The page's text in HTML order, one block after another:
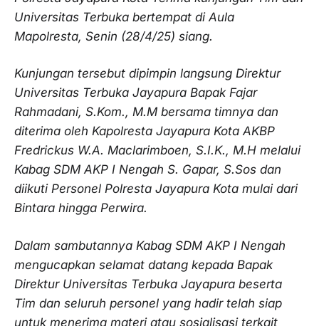
Universitas Terbuka bertempat di Aula
Mapolresta, Senin (28/4/25) siang.
Kunjungan tersebut dipimpin langsung Direktur
Universitas Terbuka Jayapura Bapak Fajar
Rahmadani, S.Kom., M.M bersama timnya dan
diterima oleh Kapolresta Jayapura Kota AKBP
Fredrickus W.A. Maclarimboen, S.I.K., M.H melalui
Kabag SDM AKP I Nengah S. Gapar, S.Sos dan
diikuti Personel Polresta Jayapura Kota mulai dari
Bintara hingga Perwira.
Dalam sambutannya Kabag SDM AKP I Nengah
mengucapkan selamat datang kepada Bapak
Direktur Universitas Terbuka Jayapura beserta
Tim dan seluruh personel yang hadir telah siap
untuk menerima materi atau sosialisasi terkait